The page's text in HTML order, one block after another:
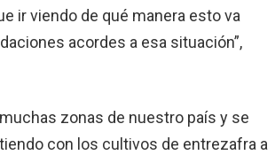
ir viendo de qué manera esto va
acordes a esa situación”,
zonas de nuestro país y se
con los cultivos de entrezafra a